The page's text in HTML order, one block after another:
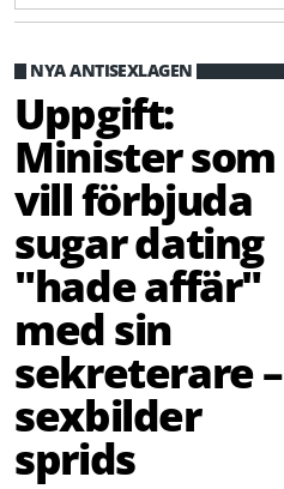
NYA ANTISEXLAGEN
Uppgift:
Minister som
vill förbjuda
sugar dating
"hade affär"
med sin
sekreterare –
sexbilder
sprids